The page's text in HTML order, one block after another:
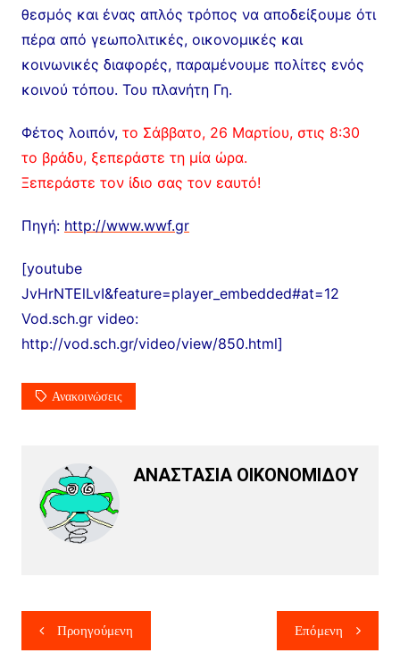
θεσμός και ένας απλός τρόπος να αποδείξουμε ότι
πέρα από γεωπολιτικές, οικονομικές και
κοινωνικές διαφορές, παραμένουμε πολίτες ενός
κοινού τόπου. Του πλανήτη Γη.
Φέτος λοιπόν, το Σάββατο, 26 Μαρτίου, στις 8:30
το βράδυ, ξεπεράστε τη μία ώρα.
Ξεπεράστε τον ίδιο σας τον εαυτό!
Πηγή: http://www.wwf.gr
[youtube
JvHrNTElLvI&feature=player_embedded#at=12
Vod.sch.gr video:
http://vod.sch.gr/video/view/850.html]
Ανακοινώσεις
ΑΝΑΣΤΑΣΙΑ ΟΙΚΟΝΟΜΙΔΟΥ
Προηγούμενη Επόμενη